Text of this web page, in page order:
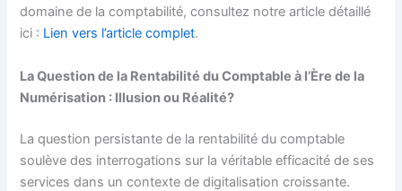
domaine de la comptabilité, consultez notre article détaillé
ici : Lien vers l’article complet.
La Question de la Rentabilité du Comptable à l’Ère de la
Numérisation : Illusion ou Réalité?
La question persistante de la rentabilité du comptable
soulève des interrogations sur la véritable efficacité de ses
services dans un contexte de digitalisation croissante.